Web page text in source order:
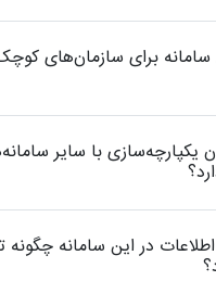
سامانه برای سازمان‌های
یکپارچه‌سازی با سایر
در این سامانه